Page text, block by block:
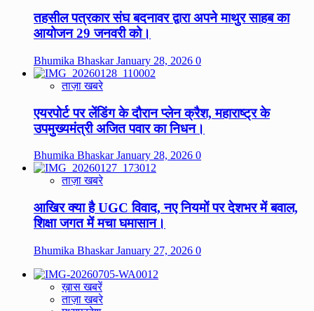
तहसील पत्रकार संघ बदनावर द्वारा अपने माथुर साहब का
आयोजन 29 जनवरी को।
Bhumika BhaskarJanuary 28, 2026 0
ताज़ा खबरे
एयरपोर्ट पर लेंडिंग के दौरान प्लेन क्रैश, महाराष्ट्र के
उपमुख्यमंत्री अजित पवार का निधन।
Bhumika BhaskarJanuary 28, 2026 0
ताज़ा खबरे
आखिर क्या है UGC विवाद, नए नियमों पर देशभर में बवाल,
शिक्षा जगत में मचा घमासान।
Bhumika BhaskarJanuary 27, 2026 0
ख़ास खबरें
ताज़ा खबरे